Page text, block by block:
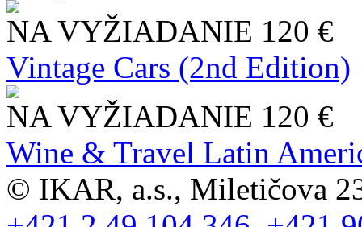
NA VYŽIADANIE 120 €
Vintage Cars (2nd Edition)
NA VYŽIADANIE 120 €
Wine & Travel Latin
© IKAR, a.s., Miletičova